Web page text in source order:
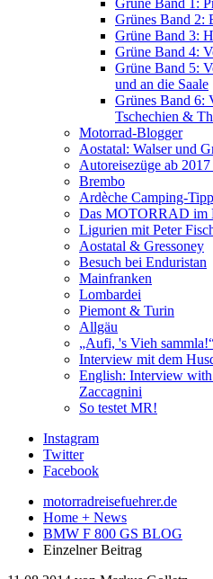
Grüne Band 1:
Grünes Band 2:
Grüne Band 3:
Grüne Band 4:
Grüne Band 5:
und an die Saale
Grünes Band 6:
Tschechien &
Motorrad-Blogger
Aostatal: Walser und
Autoreisezüge ab
Brembo
Ardèche Camping-
Das MOTORRAD im
Ligurien mit Peter
Aostatal & Gressoney
Besuch bei Enduristan
Mainfranken
Lombardei
Piemont & Turin
Allgäu
„Aufi, 's Vieh
Interview mit dem
English: Interview
Zaccagnini
So testet MR!
Instagram
Twitter
Facebook
motorradreisefuehrer.de
Home + News
BMW F 800 GS BLOG
Einzelner Beitrag